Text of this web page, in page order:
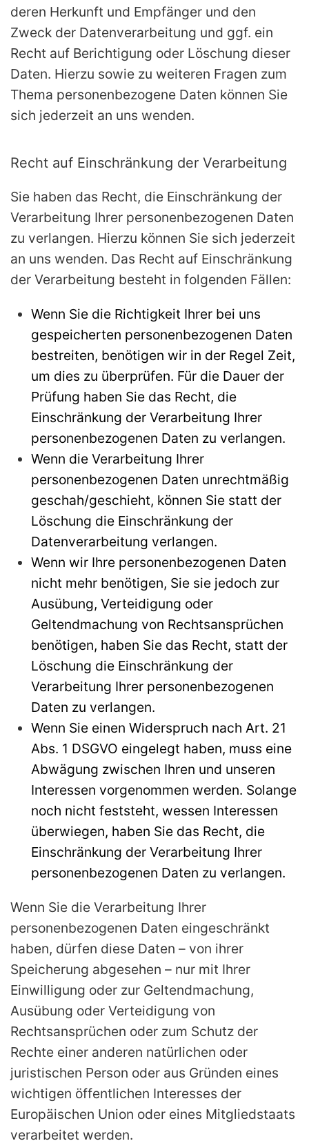
deren Herkunft und Empfänger und den
Zweck der Datenverarbeitung und ggf. ein
Recht auf Berichtigung oder Löschung dieser
Daten. Hierzu sowie zu weiteren Fragen zum
Thema personenbezogene Daten können Sie
sich jederzeit an uns wenden.
Recht auf Einschränkung der Verarbeitung
Sie haben das Recht, die Einschränkung der
Verarbeitung Ihrer personenbezogenen Daten
zu verlangen. Hierzu können Sie sich jederzeit
an uns wenden. Das Recht auf Einschränkung
der Verarbeitung besteht in folgenden Fällen:
Wenn Sie die Richtigkeit Ihrer bei uns
gespeicherten personenbezogenen Daten
bestreiten, benötigen wir in der Regel Zeit,
um dies zu überprüfen. Für die Dauer der
Prüfung haben Sie das Recht, die
Einschränkung der Verarbeitung Ihrer
personenbezogenen Daten zu verlangen.
Wenn die Verarbeitung Ihrer
personenbezogenen Daten unrechtmäßig
geschah/geschieht, können Sie statt der
Löschung die Einschränkung der
Datenverarbeitung verlangen.
Wenn wir Ihre personenbezogenen Daten
nicht mehr benötigen, Sie sie jedoch zur
Ausübung, Verteidigung oder
Geltendmachung von Rechtsansprüchen
benötigen, haben Sie das Recht, statt der
Löschung die Einschränkung der
Verarbeitung Ihrer personenbezogenen
Daten zu verlangen.
Wenn Sie einen Widerspruch nach Art. 21
Abs. 1 DSGVO eingelegt haben, muss eine
Abwägung zwischen Ihren und unseren
Interessen vorgenommen werden. Solange
noch nicht feststeht, wessen Interessen
überwiegen, haben Sie das Recht, die
Einschränkung der Verarbeitung Ihrer
personenbezogenen Daten zu verlangen.
Wenn Sie die Verarbeitung Ihrer
personenbezogenen Daten eingeschränkt
haben, dürfen diese Daten – von ihrer
Speicherung abgesehen – nur mit Ihrer
Einwilligung oder zur Geltendmachung,
Ausübung oder Verteidigung von
Rechtsansprüchen oder zum Schutz der
Rechte einer anderen natürlichen oder
juristischen Person oder aus Gründen eines
wichtigen öffentlichen Interesses der
Europäischen Union oder eines Mitgliedstaats
verarbeitet werden.